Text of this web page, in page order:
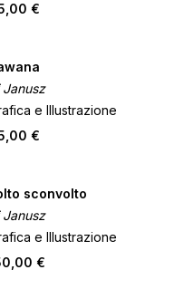
€
Janusz
e Illustrazione
€
sconvolto
Janusz
e Illustrazione
€